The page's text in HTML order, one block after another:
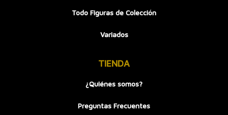
Todo Figuras de Colección
Variados
TIENDA
¿Quiénes somos?
Preguntas Frecuentes